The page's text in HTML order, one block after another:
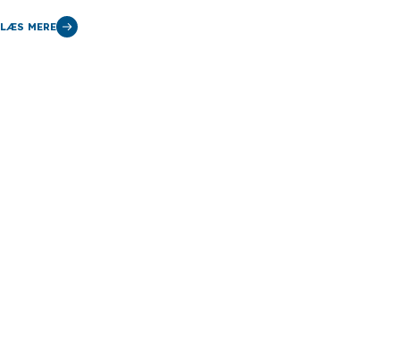
LÆS MERE